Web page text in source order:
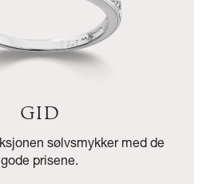
GID
sølvsmykker med de
gode prisene.